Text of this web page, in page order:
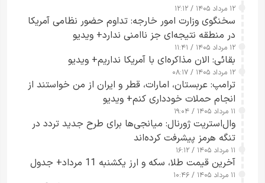
۱۲ مرداد ۱۴۰۵ / ۱۲:۱۲
سخنگوی وزارت امور خارجه: تداوم حضور نظامی آمریکا
در منطقه نتیجه‌ای جز ناامنی ندارد+ ویدیو
۱۲ مرداد ۱۴۰۵ / ۱۱:۴۱
بقائی: الان مذاکره‌ای با آمریکا نداریم+ ویدیو
۱۲ مرداد ۱۴۰۵ / ۰۸:۱۷
ترامپ: عربستان، امارات، قطر و ایران از من خواستند از
انجام حملات خودداری کنم+ ویدیو
۱۱ مرداد ۱۴۰۵ / ۱۹:۰۴
وال‌استریت ژورنال: میانجی‌ها برای طرح جدید تردد در
تنگه هرمز پیشرفت کرده‌اند
۱۱ مرداد ۱۴۰۵ / ۱۶:۱۲
آخرین قیمت طلا، سکه و ارز یکشنبه 11 مرداد+ جدول
۱۱ مرداد ۱۴۰۵ / ۱۰:۴۶